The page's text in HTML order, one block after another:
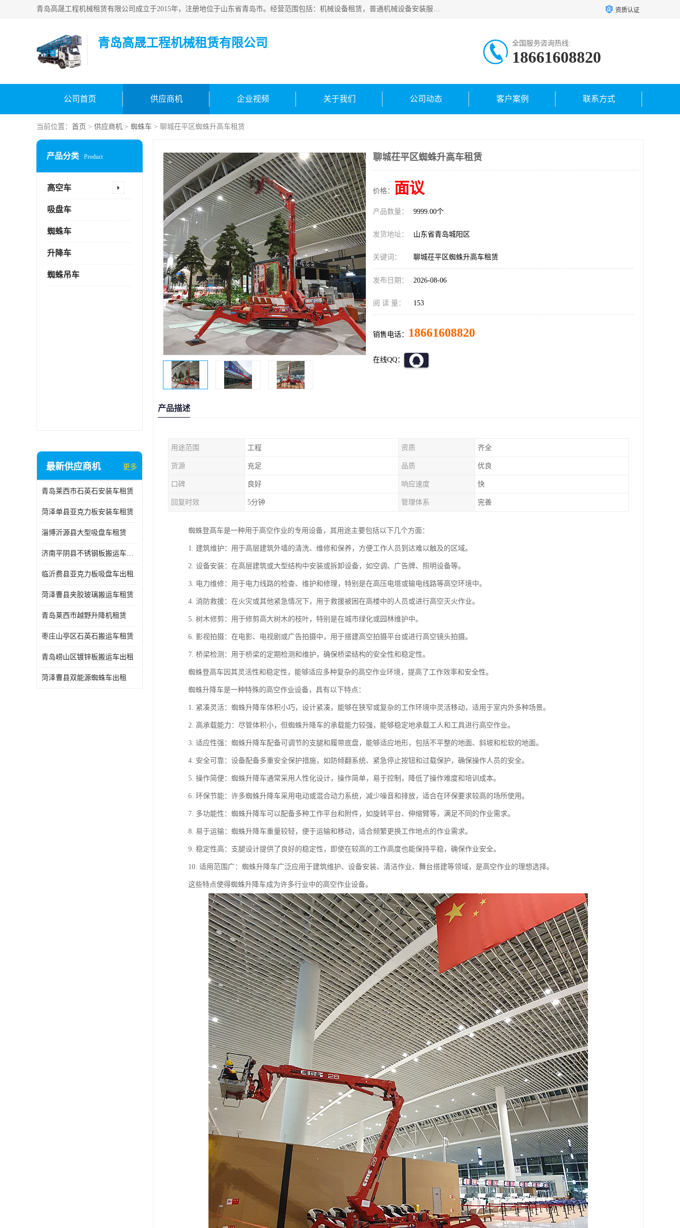
青岛高晟工程机械租赁有限公司成立于2015年，注册地位于山东省青岛市。经营范围包括：机械设备租赁，普通机械设备安装服务，电子、机械设备维护，专用设备修理，通用设备修理，机械设备销售，环境保护专用设备销售，建筑材料销售，专业保洁、清洗、消毒服务，劳动保护用品销售，信息技术咨询服务，汽车拖车、求援、清障服务，物业管理；工程管理服务，货物进出口，技术进出口，汽车销售，新能源汽车整车销售等。 资质认证
青岛高晟工程机械租赁有限公司 全国服务咨询热线:
18661608820
公司首页 供应商机 企业视频 关于我们 公司动态 客户案例 联系方式
当前位置： 首页 > 供应商机 > 蜘蛛车 > 聊城茌平区蜘蛛升高车租赁
产品分类 Product
高空车
吸盘车
蜘蛛车
升降车
蜘蛛吊车
最新供应商机 更多
青岛莱西市石英石安装车租赁
菏泽单县亚克力板安装车租赁
淄博沂源县大型吸盘车租赁
济南平阴县不锈钢板搬运车出租
临沂费县亚克力板吸盘车出租
菏泽曹县夹胶玻璃搬运车租赁
青岛莱西市越野升降机租赁
枣庄山亭区石英石搬运车租赁
青岛崂山区镀锌板搬运车出租
菏泽曹县双能源蜘蛛车出租
聊城茌平区蜘蛛升高车租赁
价格： 面议
产品数量： 9999.00个
发货地址： 山东省青岛城阳区
关键词： 聊城茌平区蜘蛛升高车租赁
发布日期： 2026-08-06
阅 读 量： 153
销售电话： 18661608820
在线QQ：
产品描述
用途范围 工程 资质 齐全
货源 充足 品质 优良
口碑 良好 响应速度 快
回复时效 5分钟 管理体系 完善
蜘蛛登高车是一种用于高空作业的专用设备，其用途主要包括以下几个方面：
1. 建筑维护：用于高层建筑外墙的清洗、维修和保养，方便工作人员到达难以触及的区域。
2. 设备安装：在高层建筑或大型结构中安装或拆卸设备，如空调、广告牌、照明设备等。
3. 电力维修：用于电力线路的检查、维护和修理，特别是在高压电塔或输电线路等高空环境中。
4. 消防救援：在火灾或其他紧急情况下，用于救援被困在高楼中的人员或进行高空灭火作业。
5. 树木修剪：用于修剪高大树木的枝叶，特别是在城市绿化或园林维护中。
6. 影视拍摄：在电影、电视剧或广告拍摄中，用于搭建高空拍摄平台或进行高空镜头拍摄。
7. 桥梁检测：用于桥梁的定期检测和维护，确保桥梁结构的安全性和稳定性。
蜘蛛登高车因其灵活性和稳定性，能够适应多种复杂的高空作业环境，提高了工作效率和安全性。
蜘蛛升降车是一种特殊的高空作业设备，具有以下特点：
1. 紧凑灵活：蜘蛛升降车体积小巧，设计紧凑，能够在狭窄或复杂的工作环境中灵活移动，适用于室内外多种场景。
2. 高承载能力：尽管体积小，但蜘蛛升降车的承载能力较强，能够稳定地承载工人和工具进行高空作业。
3. 适应性强：蜘蛛升降车配备可调节的支腿和履带底盘，能够适应地形，包括不平整的地面、斜坡和松软的地面。
4. 安全可靠：设备配备多重安全保护措施，如防倾翻系统、紧急停止按钮和过载保护，确保操作人员的安全。
5. 操作简便：蜘蛛升降车通常采用人性化设计，操作简单，易于控制，降低了操作难度和培训成本。
6. 环保节能：许多蜘蛛升降车采用电动或混合动力系统，减少噪音和排放，适合在环保要求较高的场所使用。
7. 多功能性：蜘蛛升降车可以配备多种工作平台和附件，如旋转平台、伸缩臂等，满足不同的作业需求。
8. 易于运输：蜘蛛升降车重量较轻，便于运输和移动，适合频繁更换工作地点的作业需求。
9. 稳定性高：支腿设计提供了良好的稳定性，即使在较高的工作高度也能保持平稳，确保作业安全。
10. 适用范围广：蜘蛛升降车广泛应用于建筑维护、设备安装、清洁作业、舞台搭建等领域，是高空作业的理想选择。
这些特点使得蜘蛛升降车成为许多行业中的高空作业设备。